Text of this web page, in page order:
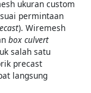
ukuran custom
permintaan
). Wiremesh
box culvert
salah satu
precast
langsung